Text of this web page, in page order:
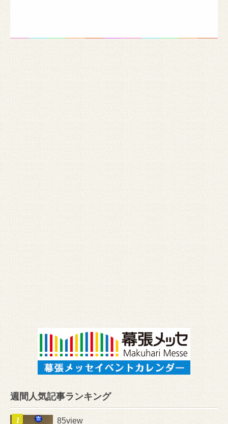
週間人気記事ランキング
85view